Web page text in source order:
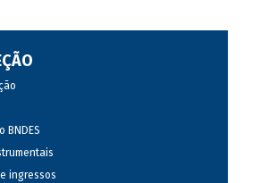
BNDES
ingressos